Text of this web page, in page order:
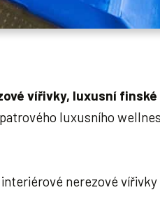
vířivky, luxusní
luxusního
nerezové